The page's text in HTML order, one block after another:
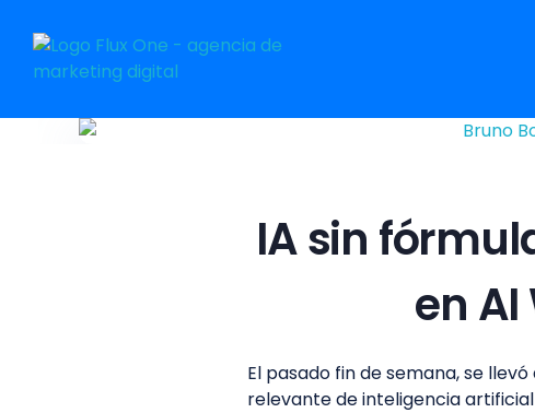
IA sin
en AI
El pasado fin de semana, se
relevante de inteligencia